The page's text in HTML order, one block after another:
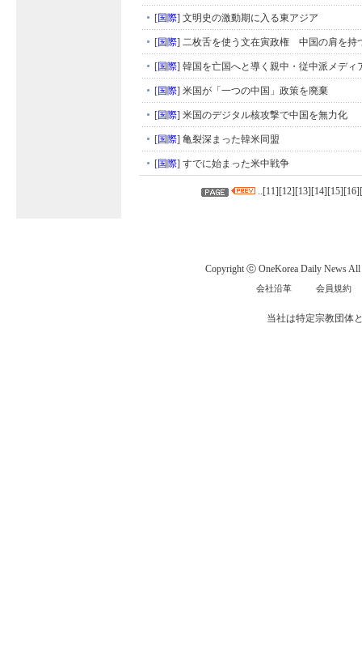
[国際] 文明史の激動期に入る東アジア
[国際] 二枚舌を使う文在寅政権 中国の肩を持
[国際] 韓国を亡国へと導く親中・従中派メディ
[国際] 米国が「一つの中国」政策を廃棄
[国際] 米国のデジタル核攻撃で中国を無力化
[国際] 亀裂深まった韓米同盟
[国際] すでに始まった米中戦争
..[11][12][13][14][15][16][
Copyright ⓒ OneKorea Daily News All
会社沿革 会員規約
当社は特定宗教団体